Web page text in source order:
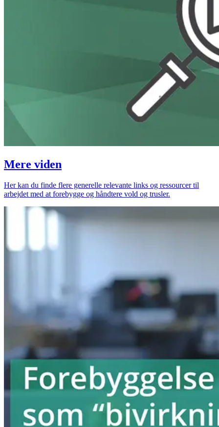
Mere viden
Her kan du finde flere generelle relevante links og ressourcer til
arbejdet med at forebygge og håndtere vold og trusler.